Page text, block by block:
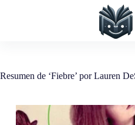
Resumen de ‘Fiebre’ por Lauren